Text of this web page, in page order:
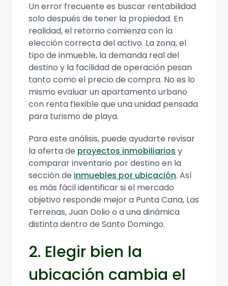
Un error frecuente es buscar rentabilidad
solo después de tener la propiedad. En
realidad, el retorno comienza con la
elección correcta del activo. La zona, el
tipo de inmueble, la demanda real del
destino y la facilidad de operación pesan
tanto como el precio de compra. No es lo
mismo evaluar un apartamento urbano
con renta flexible que una unidad pensada
para turismo de playa.
Para este análisis, puede ayudarte revisar
la oferta de proyectos inmobiliarios y
comparar inventario por destino en la
sección de inmuebles por ubicación. Así
es más fácil identificar si el mercado
objetivo responde mejor a Punta Cana, Las
Terrenas, Juan Dolio o a una dinámica
distinta dentro de Santo Domingo.
2. Elegir bien la
ubicación cambia el